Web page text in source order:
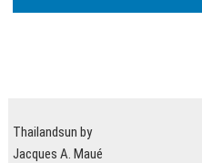
Thailandsun by
Jacques A. Maué